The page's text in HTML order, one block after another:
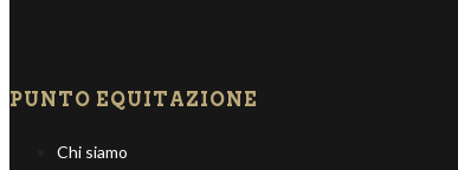
PUNTO EQUITAZIONE
Chi siamo